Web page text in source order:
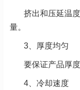
挤出和压延温
量。
3、厚度均匀
要保证产品厚
4、冷却速度